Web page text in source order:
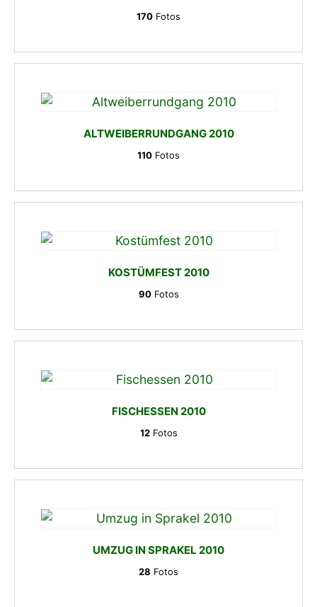
170 Fotos
ALTWEIBERRUNDGANG 2010
110 Fotos
KOSTÜMFEST 2010
90Fotos
FISCHESSEN 2010
12Fotos
UMZUG IN SPRAKEL 2010
28 Fotos